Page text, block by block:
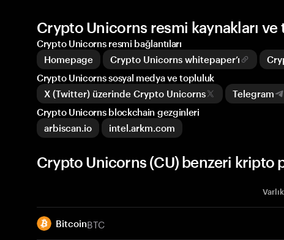
Crypto Unicorns resmi kaynakları
Crypto Unicorns resmi bağlantıları
Homepage
Crypto Unicorns whitepaper’ı
Crypto Unicorns sosyal medya ve topluluk
X (Twitter) üzerinde Crypto Unicorns
Telegram
Crypto Unicorns blockchain gezginleri
arbiscan.io
intel.arkm.com
Crypto Unicorns (CU) benzeri kripto
Varlık
BitcoinBTC